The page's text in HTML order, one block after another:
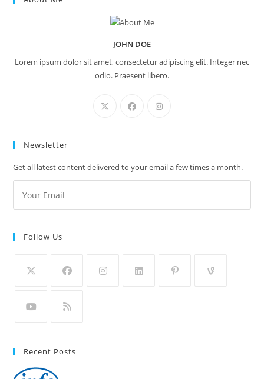
JOHN DOE
Lorem ipsum dolor sit amet, consectetur adipiscing elit. Integer nec
odio. Praesent libero.
Newsletter
Get all latest content delivered to your email a few times a month.
Follow Us
Recent Posts